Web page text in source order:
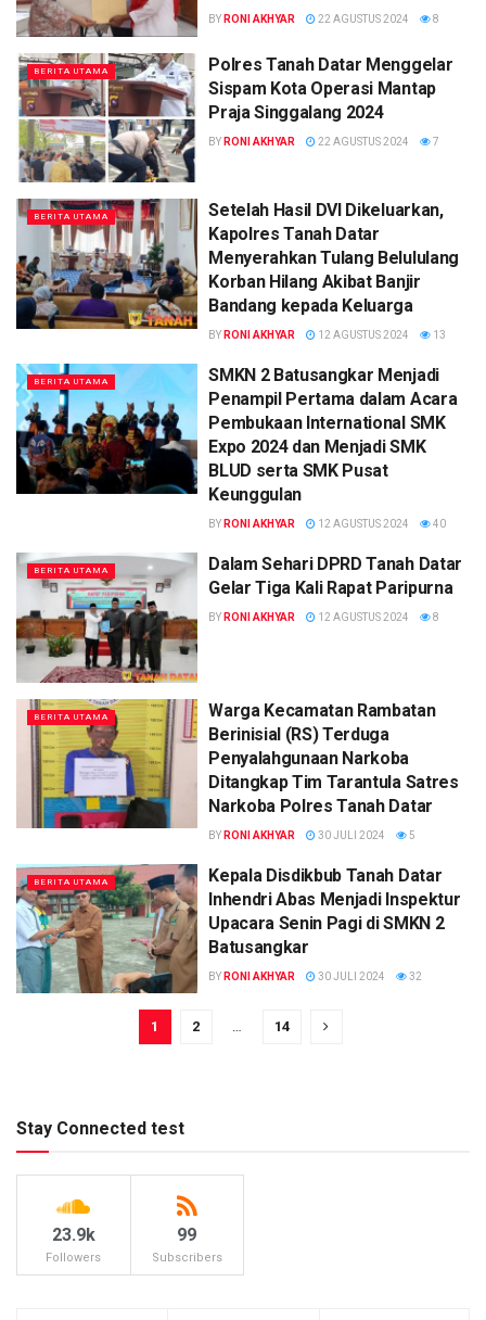
BY RONI AKHYAR 22 AGUSTUS 2024 8
BERITA UTAMA
Polres Tanah Datar Menggelar
Sispam Kota Operasi Mantap
Praja Singgalang 2024
BY RONI AKHYAR 22 AGUSTUS 2024 7
BERITA UTAMA
Setelah Hasil DVI Dikeluarkan,
Kapolres Tanah Datar
Menyerahkan Tulang Belululang
Korban Hilang Akibat Banjir
Bandang kepada Keluarga
BY RONI AKHYAR 12 AGUSTUS 2024 13
BERITA UTAMA
SMKN 2 Batusangkar Menjadi
Penampil Pertama dalam Acara
Pembukaan International SMK
Expo 2024 dan Menjadi SMK
BLUD serta SMK Pusat
Keunggulan
BY RONI AKHYAR 12 AGUSTUS 2024 40
BERITA UTAMA
Dalam Sehari DPRD Tanah Datar
Gelar Tiga Kali Rapat Paripurna
BY RONI AKHYAR 12 AGUSTUS 2024 8
BERITA UTAMA
Warga Kecamatan Rambatan
Berinisial (RS) Terduga
Penyalahgunaan Narkoba
Ditangkap Tim Tarantula Satres
Narkoba Polres Tanah Datar
BY RONI AKHYAR 30 JULI 2024 5
BERITA UTAMA
Kepala Disdikbub Tanah Datar
Inhendri Abas Menjadi Inspektur
Upacara Senin Pagi di SMKN 2
Batusangkar
BY RONI AKHYAR 30 JULI 2024 32
1 2 … 14
Stay Connected test
23.9k
Followers
99
Subscribers